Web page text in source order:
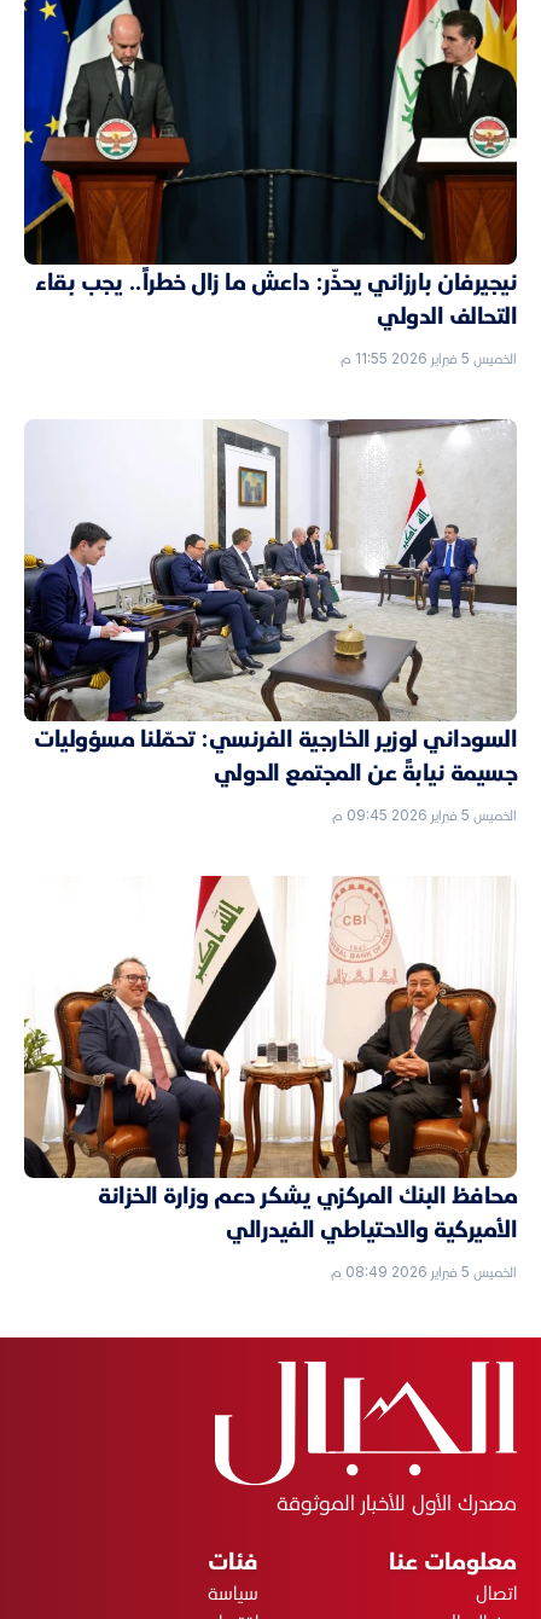
نيجيرفان بارزاني يحذّر: داعش ما زال خطراً.. يجب بقاء
التحالف الدولي
الخميس 5 فبراير 2026 11:55 م
السوداني لوزير الخارجية الفرنسي: تحمّلنا مسؤوليات
جسيمة نيابةً عن المجتمع الدولي
الخميس 5 فبراير 2026 09:45 م
محافظ البنك المركزي يشكر دعم وزارة الخزانة
الأميركية والاحتياطي الفيدرالي
الخميس 5 فبراير 2026 08:49 م
مصدرك الأول للأخبار الموثوقة
معلومات عنا
اتصال
فئات
سياسة